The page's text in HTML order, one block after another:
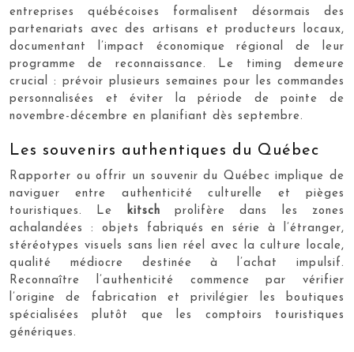
entreprises québécoises formalisent désormais des
partenariats avec des artisans et producteurs locaux,
documentant l’impact économique régional de leur
programme de reconnaissance. Le timing demeure
crucial : prévoir plusieurs semaines pour les commandes
personnalisées et éviter la période de pointe de
novembre-décembre en planifiant dès septembre.
Les souvenirs authentiques du Québec
Rapporter ou offrir un souvenir du Québec implique de
naviguer entre authenticité culturelle et pièges
touristiques. Le
kitsch prolifère dans les zones
achalandées : objets fabriqués en série à l’étranger,
stéréotypes visuels sans lien réel avec la culture locale,
qualité médiocre destinée à l’achat impulsif.
Reconnaître l’authenticité commence par vérifier
l’origine de fabrication et privilégier les boutiques
spécialisées plutôt que les comptoirs touristiques
génériques.